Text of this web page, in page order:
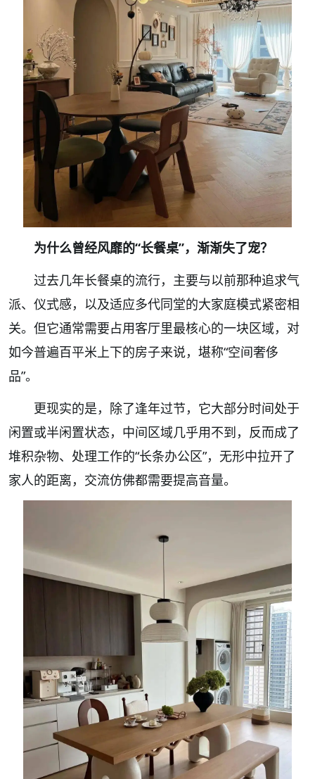
为什么曾经风靡的“长餐桌”，渐渐失了宠？
过去几年长餐桌的流行，主要与以前那种追求气
派、仪式感，以及适应多代同堂的大家庭模式紧密相
关。但它通常需要占用客厅里最核心的一块区域，对
如今普遍百平米上下的房子来说，堪称“空间奢侈
品”。
更现实的是，除了逢年过节，它大部分时间处于
闲置或半闲置状态，中间区域几乎用不到，反而成了
堆积杂物、处理工作的“长条办公区”，无形中拉开了
家人的距离，交流仿佛都需要提高音量。